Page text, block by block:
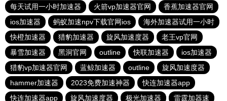
每天试用一小时加速器
火箭vp加速器官网
香蕉加速器官网
ios加速器
蚂蚁加速npv下载官网ios
海外加速器试用一小时
快橙加速器
猎豹加速器 旋风加速度器
老王vp官网
暴雪加速器
黑洞官网 outline 快联加速器
ios加速器
猎豹vp加速器官网
蓝鲸加速器 outline
旋风加速度器
hammer加速器
2023免费加速神器
快连加速器app
快连加速器app
旋风加速度器 极光加速器 雷霆加器速